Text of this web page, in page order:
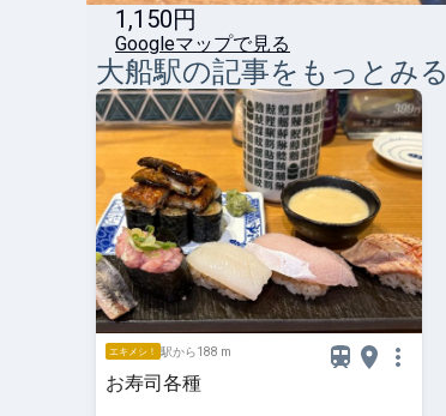
1,150円
Googleマップで見る
大船駅の記事をもっとみる
エキメシ！ 駅から188 m
お寿司各種